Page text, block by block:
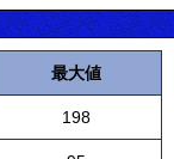
最大値
198